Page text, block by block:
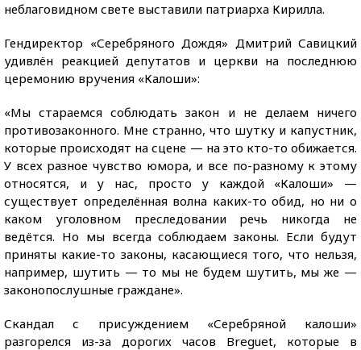
неблаговидном свете выставили патриарха Кирилла.
Гендиректор «Серебряного Дождя» Дмитрий Савицкий
удивлён реакцией депутатов и церкви на последнюю
церемонию вручения «Калоши»:
«Мы стараемся соблюдать закон и не делаем ничего
противозаконного. Мне странно, что шутку и капустник,
которые происходят на сцене — на это кто-то обижается.
У всех разное чувство юмора, и все по-разному к этому
относятся, и у нас, просто у каждой «Калоши» —
существует определённая волна каких-то обид, но ни о
каком уголовном преследовании речь никогда не
ведётся. Но мы всегда соблюдаем законы. Если будут
приняты какие-то законы, касающиеся того, что нельзя,
например, шутить — то мы не будем шутить, мы же —
законопослушные граждане».
Скандал с присуждением «Серебряной калоши»
разгорелся из-за дорогих часов Breguet, которые в